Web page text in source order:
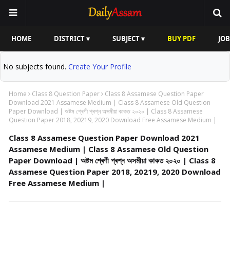
HOME DISTRICT ▾ SUBJECT ▾ BUY PDF
No subjects found. Create Your Profile
Home Class 8 Question Paper
Class 8 Assamese Question Paper
Download 2021 Assamese Medium | Class 8 Assamese Old Question
Paper Download | অষ্টম শ্ৰেণী প্ৰশ্ন অসমীয়া কাকত ২০২০ | Class 8 Assamese
Question Paper 2018, 20219, 2020 Download Free Assamese Medium |
Class 8 Assamese Question Paper Download 2021
Assamese Medium | Class 8 Assamese Old Question
Paper Download | অষ্টম শ্ৰেণী প্ৰশ্ন অসমীয়া কাকত ২০২০ | Class 8
Assamese Question Paper 2018, 20219, 2020 Download
Free Assamese Medium |